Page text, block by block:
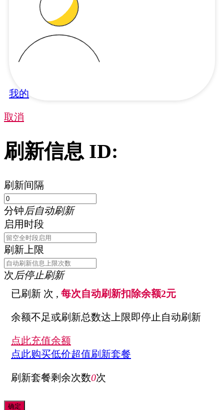
我的
取消
刷新信息 ID:
刷新间隔
分钟后自动刷新
启用时段
刷新上限
次 后停止刷新
已刷新 次 , 每次自动刷新扣除余额2元
余额不足或刷新总数达上限即停止自动刷新
点此充值余额
点此购买低价超值刷新套餐
刷新套餐剩余次数0次